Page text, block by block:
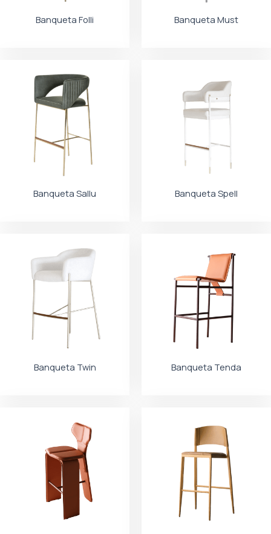
Banqueta Folli Banqueta Must
Banqueta Sallu Banqueta Spell
Banqueta Twin Banqueta Tenda